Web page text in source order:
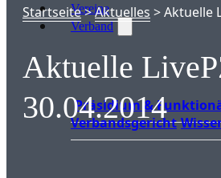
Vereine
Verband
Präsidium &
Verbandsgericht
Startseite>Aktuelles >Aktuelle
Aktuelle
30.04.2014